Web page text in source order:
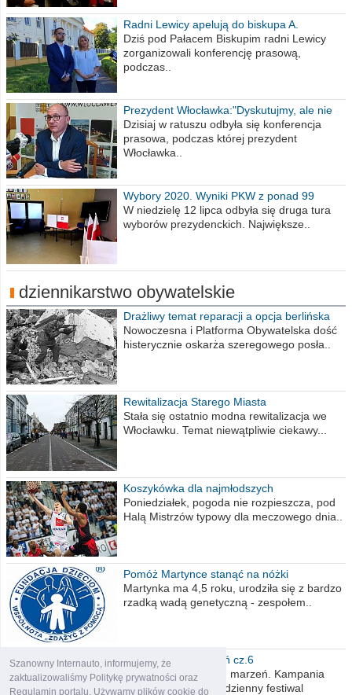
Szanowny Internauto, informujemy, że
zaktualizowaliśmy Politykę prywatności oraz
Regulamin portalu. Używamy plików cookie do
Radni Lewicy apelują do biskupa A.
Wiesława Meringa
Dziś pod Pałacem Biskupim radni Lewicy
zorganizowali konferencję prasową,
podczas..
Prezydent Włocławka:"Dyskutujmy, ale nie
obrażajmy się”
Dzisiaj w ratuszu odbyła się konferencja
prasowa, podczas której prezydent
Włocławka..
Wybory 2020. Wyniki PKW z ponad 99
procent obwodów
W niedzielę 12 lipca odbyła się druga tura
wyborów prezydenckich. Największe..
dziennikarstwo obywatelskie
Drażliwy temat reparacji a opcja berlińska
Nowoczesna i Platforma Obywatelska dość
histerycznie oskarża szeregowego posła..
Rewitalizacja Starego Miasta
Stała się ostatnio modna rewitalizacja we
Włocławku. Temat niewątpliwie ciekawy...
Koszykówka dla najmłodszych
Poniedziałek, pogoda nie rozpieszcza, pod
Halą Mistrzów typowy dla meczowego dnia..
Pomóż Martynce stanąć na nóżki
Martynka ma 4,5 roku, urodziła się z bardzo
rzadką wadą genetyczną - zespołem..
Polska moich marzeń cz.6
Nadszedł kres moich marzeń. Kampania
wyborcza czyli niecodzienny festiwal